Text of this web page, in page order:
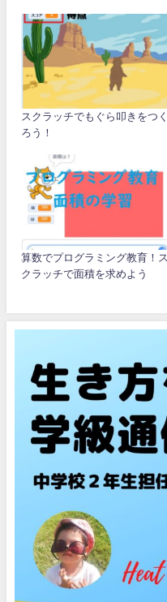
スクラッチでもぐら叩きをつく
ろう！
算数でプログラミング教育！ス
クラッチで面積を求めよう